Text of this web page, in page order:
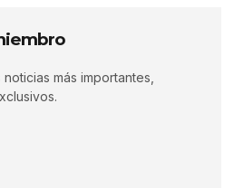
más importantes,